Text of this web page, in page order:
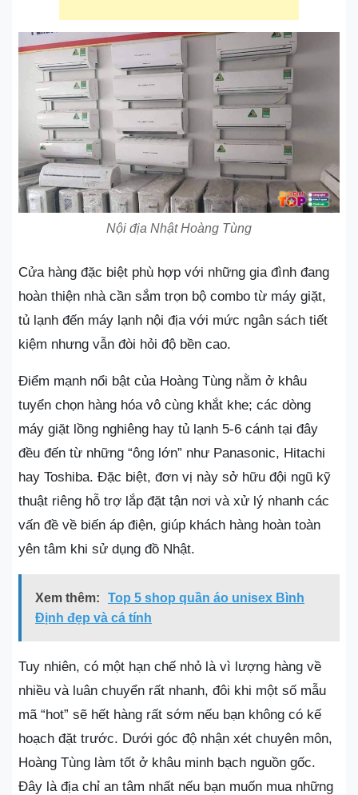
Nội địa Nhật Hoàng Tùng
Cửa hàng đặc biệt phù hợp với những gia đình đang
hoàn thiện nhà cần sắm trọn bộ combo từ máy giặt,
tủ lạnh đến máy lạnh nội địa với mức ngân sách tiết
kiệm nhưng vẫn đòi hỏi độ bền cao.
Điểm mạnh nổi bật của Hoàng Tùng nằm ở khâu
tuyển chọn hàng hóa vô cùng khắt khe; các dòng
máy giặt lồng nghiêng hay tủ lạnh 5-6 cánh tại đây
đều đến từ những “ông lớn” như Panasonic, Hitachi
hay Toshiba. Đặc biệt, đơn vị này sở hữu đội ngũ kỹ
thuật riêng hỗ trợ lắp đặt tận nơi và xử lý nhanh các
vấn đề về biến áp điện, giúp khách hàng hoàn toàn
yên tâm khi sử dụng đồ Nhật.
Xem thêm:
Top 5 shop quần áo unisex Bình
Định đẹp và cá tính
Tuy nhiên, có một hạn chế nhỏ là vì lượng hàng về
nhiều và luân chuyển rất nhanh, đôi khi một số mẫu
mã “hot” sẽ hết hàng rất sớm nếu bạn không có kế
hoạch đặt trước. Dưới góc độ nhận xét chuyên môn,
Hoàng Tùng làm tốt ở khâu minh bạch nguồn gốc.
Đây là địa chỉ an tâm nhất nếu bạn muốn mua những